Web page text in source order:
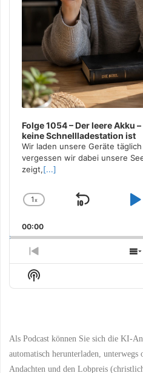
Folge 1054 – Der leere Akku
keine Schnellladestation ist
Wir laden unsere Geräte
vergessen wir dabei unsere
zeigt,[...]
Change
Rate
1x
Skip
00:00
Previous
Episode
Show
Podcast
Als Podcast können Sie sich die KI-
automatisch herunterladen, unterwegs
Andachten und den Lobpreis